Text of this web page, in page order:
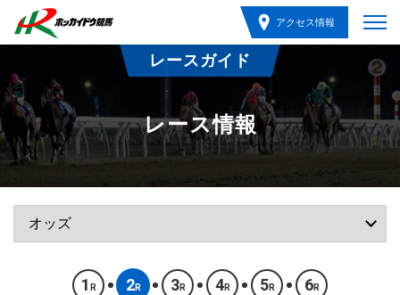
アクセス情報
レースガイド
レース情報
1 R 2R 3R 4R 5R 6R